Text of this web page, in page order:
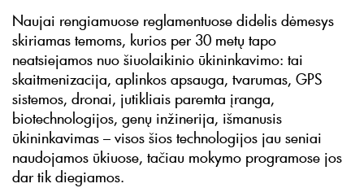
Naujai rengiamuose reglamentuose didelis dėmesys
skiriamas temoms, kurios per 30 metų tapo
neatsiejamos nuo šiuolaikinio ūkininkavimo: tai
skaitmenizacija, aplinkos apsauga, tvarumas, GPS
sistemos, dronai, jutikliais paremta įranga,
biotechnologijos, genų inžinerija, išmanusis
ūkininkavimas – visos šios technologijos jau seniai
naudojamos ūkiuose, tačiau mokymo programose jos
dar tik diegiamos.